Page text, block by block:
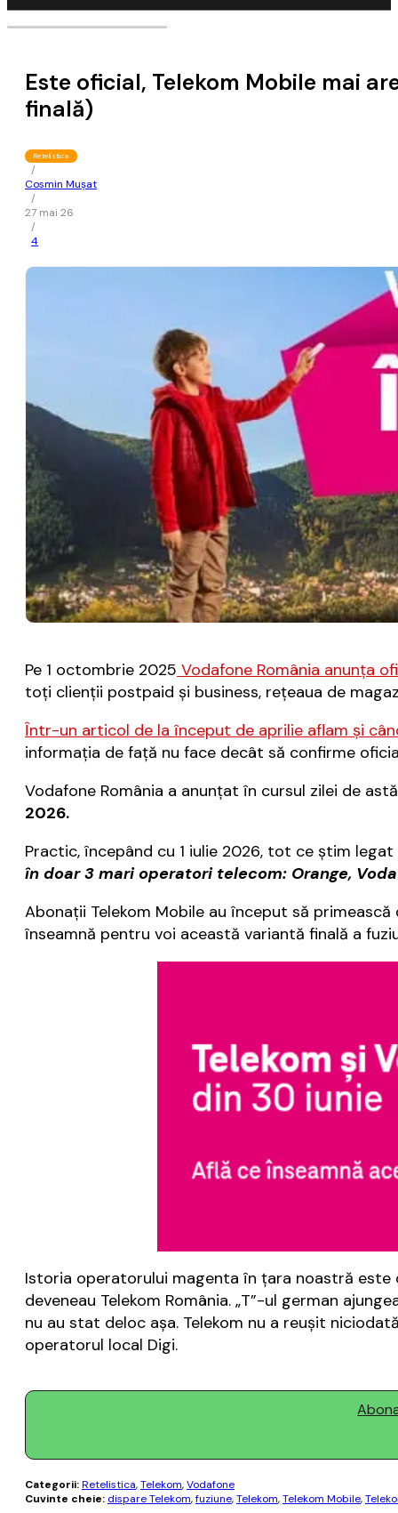
Este oficial, Telekom Mobile mai
finală)
Retelistica
/
Cosmin Mușat
/
27 mai 26
/
4
Pe 1 octombrie 2025 Vodafone România anunţa
toți clienții postpaid și business, rețeaua de
Într-un articol de la început de aprilie aflam şi
informaţia de faţă nu face decât să confirme
Vodafone România a anunţat în cursul zilei de
2026.
Practic, începând cu 1 iulie 2026, tot ce ştim
în doar 3 mari operatori telecom: Orange,
Abonaţii Telekom Mobile au început să
înseamnă pentru voi această variantă finală a
Istoria operatorului magenta în ţara noastră este
deveneau Telekom România. „T”-ul german
nu au stat deloc aşa. Telekom nu a reuşit
operatorul local Digi.
Categorii:Retelistica,Telekom,Vodafone
Cuvinte cheie: dispare Telekom,fuziune,Telekom,Telekom Mobile,